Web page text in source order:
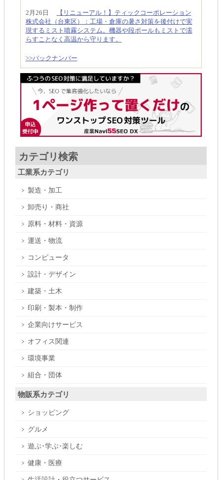
2月26日
【リニューアル！】ティックコーポレーション
株式会社（台東区）：工場・倉庫の暑さ対策を後付けで実
現するミスト噴霧システム。機器や段ボールもミストで濡
らすことなく高温から守ります。
>>バックナンバー
カテゴリ検索
工業系カテゴリ
製造・加工
卸売り・商社
原料・材料・資源
運送・物流
コンピュータ
設計・デザイン
建築・土木
印刷・製本・制作
企業向けサービス
オフィス関連
環境事業
組合・団体
物販系カテゴリ
ショッピング
グルメ
遊ぶ･学ぶ･楽しむ
健康・医療